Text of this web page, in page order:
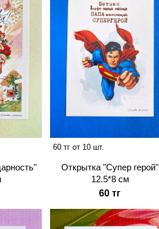
60 тг от 10 шт.
Открытка "Супер герой"
12.5*8 см
60 тг